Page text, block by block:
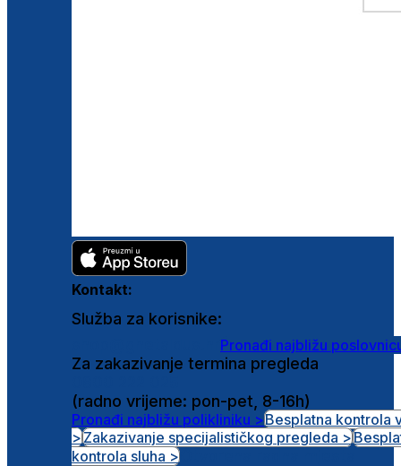
Kontakt:
Služba za korisnike:
Pronađi najbližu
Za zakazivanje termina pregleda
(radno vrijeme: pon-pet, 8-16h)
Pronađi najbližu polikliniku >Besplatna kontrola
>Zakazivanje specijalističkog pregleda >
kontrola sluha >